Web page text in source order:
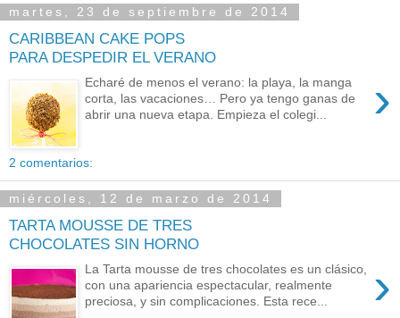
martes, 23 de septiembre de 2014
CARIBBEAN CAKE POPS
PARA DESPEDIR EL VERANO
›
Echaré de menos el verano: la playa, la manga
corta, las vacaciones… Pero ya tengo ganas de
abrir una nueva etapa. Empieza el colegi...
2 comentarios:
miércoles, 12 de marzo de 2014
TARTA MOUSSE DE TRES
CHOCOLATES SIN HORNO
›
La Tarta mousse de tres chocolates es un clásico,
con una apariencia espectacular, realmente
preciosa, y sin complicaciones. Esta rece...